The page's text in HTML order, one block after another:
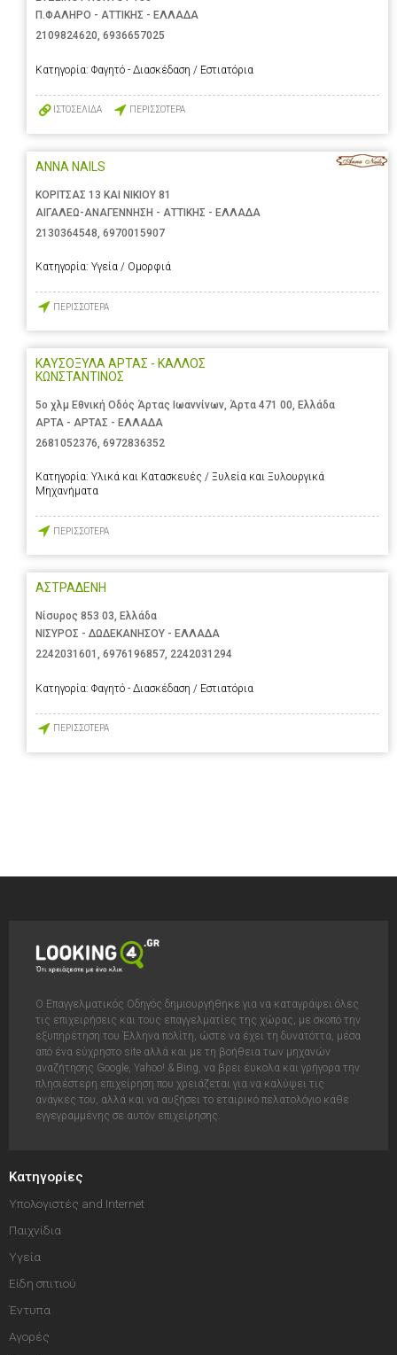
Π.ΦΑΛΗΡΟ - ΑΤΤΙΚΗΣ - ΕΛΛΑΔΑ
2109824620, 6936657025
Κατηγορία: Φαγητό - Διασκέδαση / Εστιατόρια
ΙΣΤΟΣΕΛΙΔΑ ΠΕΡΙΣΣΟΤΕΡΑ
ANNA NAILS
ΚΟΡΙΤΣΑΣ 13 ΚΑΙ ΝΙΚΙΟΥ 81
ΑΙΓΑΛΕΩ-ΑΝΑΓΕΝΝΗΣΗ - ΑΤΤΙΚΗΣ - ΕΛΛΑΔΑ
2130364548 6970015907
Κατηγορία: Υγεία / Ομορφιά
ΠΕΡΙΣΣΟΤΕΡΑ
ΚΑΥΣΟΞΥΛΑ ΑΡΤΑΣ - ΚΑΛΛΟΣ
ΚΩΝΣΤΑΝΤΙΝΟΣ
5ο χλμ Εθνική Οδός Άρτας Ιωαννίνων, Άρτα 471 00, Ελλάδα
ΑΡΤΑ - ΑΡΤΑΣ - ΕΛΛΑΔΑ
2681052376, 6972836352
Κατηγορία: Υλικά και Κατασκευές / Ξυλεία και Ξυλουργικά
Μηχανήματα
ΠΕΡΙΣΣΟΤΕΡΑ
ΑΣΤΡΑΔΕΝΗ
Νίσυρος 853 03, Ελλάδα
ΝΙΣΥΡΟΣ - ΔΩΔΕΚΑΝΗΣΟΥ - ΕΛΛΑΔΑ
2242031601 , 6976196857, 2242031294
Κατηγορία: Φαγητό - Διασκέδαση / Εστιατόρια
ΠΕΡΙΣΣΟΤΕΡΑ
Ο Επαγγελματικός Οδηγός δημιουργήθηκε για να καταγράψει όλες
τις επιχειρήσεις και τους επαγγελματίες της χώρας, με σκοπό την
εξυπηρέτηση του Έλληνα πολίτη, ώστε να έχει τη δυνατόττα, μέσα
από ένα εύχρηστο site αλλά και με τη βοήθεια των μηχανών
αναζήτησης Google, Yahoo! & Bing, να βρει έυκολα και γρήγορα την
πλησιέστερη επιχείρηση που χρειάζεται για να καλύψει τις
ανάγκες του, αλλά και να αυξήσει το εταιρικό πελατολόγιο κάθε
εγγεγραμμένης σε αυτόν επιχείρησης.
Κατηγορίες
Υπολογιστές and Internet
Παιχνίδια
Υγεία
Είδη σπιτιού
Έντυπα
Αγορές